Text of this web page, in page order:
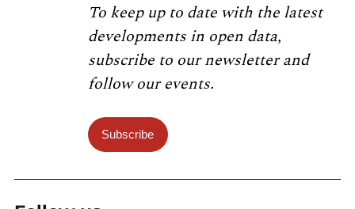
To keep up to date with the latest
developments in open data,
subscribe to our newsletter and
follow our events.
Subscribe